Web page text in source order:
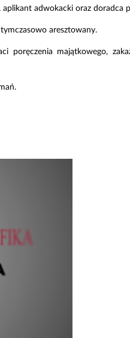
aplikant adwokacki oraz doradca
aresztowany.
majątkowego,